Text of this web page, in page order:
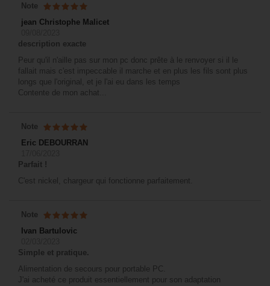
Note
jean Christophe Malicet
description exacte
Peur qu'il n'aille pas sur mon pc donc prête à le renvoyer si il le
fallait mais c'est impeccable il marche et en plus les fils sont plus
longs que l'original, et je l'ai eu dans les temps
Contente de mon achat...
Note
Eric DEBOURRAN
Parfait !
C'est nickel, chargeur qui fonctionne parfaitement.
Note
Ivan Bartulovic
Simple et pratique.
Alimentation de secours pour portable PC.
J'ai acheté ce produit essentiellement pour son adaptation